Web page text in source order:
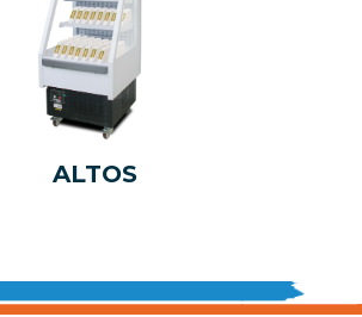
ALTOS